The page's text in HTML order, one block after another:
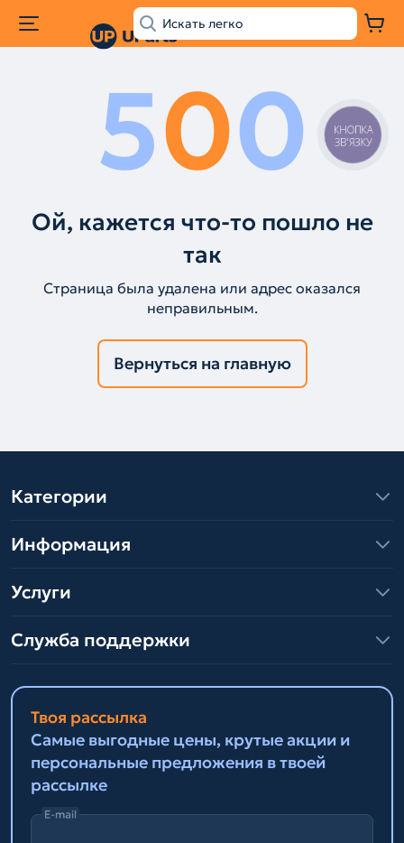
500
Ой, кажется что-то пошло не
так
Страница была удалена или адрес оказался
неправильным.
Вернуться на главную
Категории
Информация
Услуги
Служба поддержки
Твоя рассылка
Самые выгодные цены, крутые акции и
персональные предложения в твоей
рассылке
E-mail
КНОПКА
ЗВ'ЯЗКУ